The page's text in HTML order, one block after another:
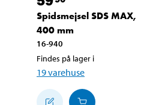
Spidsmejsel SDS MAX,
400 mm
16-940
Findes på lager i
19varehuse